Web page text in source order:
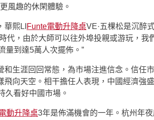
風趣的休閑體驗。
華熙LI Funte電動升降桌VE·五棵松是沉醉
代，由於大師可以往外埠投親或游玩，
量到達5萬人次擺佈。”
和生涯回回常態，為市場注進信念。信任
飛向天空。相干擔任人表現，中國經濟
久看好中國市場。
動升降桌3年是佈滿機會的一年。杭州年